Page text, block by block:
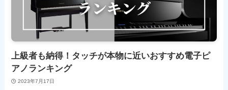
上級者も納得！タッチが本物に近いおすすめ電子ピ
アノランキング
2023年7月17日